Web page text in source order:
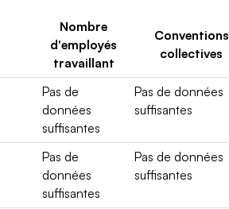
Nombre
d'employés
travaillant
Conventions
collectives
Pas de
données
suffisantes
Pas de données
suffisantes
Pas de
données
suffisantes
Pas de données
suffisantes